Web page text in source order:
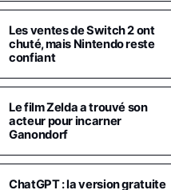
S26 Ultra 512 Go Bleu
1399€ Fnac (Vendeur Tiers)
S26 Ultra 256 Go Violet
1199€
SHK2000BL - Casque
- Bleu & Répartiteur Audio
Casques, Blanc
29,96€Fnac (Vendeur Tiers)
Les ventes de Switch 2 ont
chuté, mais Nintendo reste
confiant
Le film Zelda a trouvé son
acteur pour incarner
Ganondorf
ChatGPT : la version gratuite